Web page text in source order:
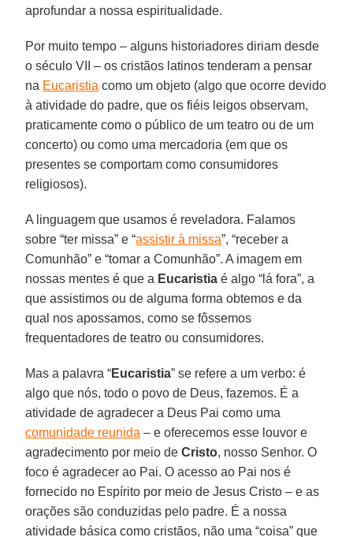
aprofundar a nossa espiritualidade.
Por muito tempo – alguns historiadores diriam desde
o século VII – os cristãos latinos tenderam a pensar
na Eucaristia como um objeto (algo que ocorre devido
à atividade do padre, que os fiéis leigos observam,
praticamente como o público de um teatro ou de um
concerto) ou como uma mercadoria (em que os
presentes se comportam como consumidores
religiosos).
A linguagem que usamos é reveladora. Falamos
sobre “ter missa” e “assistir à missa”, “receber a
Comunhão” e “tomar a Comunhão”. A imagem em
nossas mentes é que a Eucaristia é algo “lá fora”, a
que assistimos ou de alguma forma obtemos e da
qual nos apossamos, como se fôssemos
frequentadores de teatro ou consumidores.
Mas a palavra “Eucaristia” se refere a um verbo: é
algo que nós, todo o povo de Deus, fazemos. É a
atividade de agradecer a Deus Pai como uma
comunidade reunida – e oferecemos esse louvor e
agradecimento por meio deCristo, nosso Senhor. O
foco é agradecer ao Pai. O acesso ao Pai nos é
fornecido no Espírito por meio de Jesus Cristo – e as
orações são conduzidas pelo padre. É a nossa
atividade básica como cristãos, não uma “coisa” que